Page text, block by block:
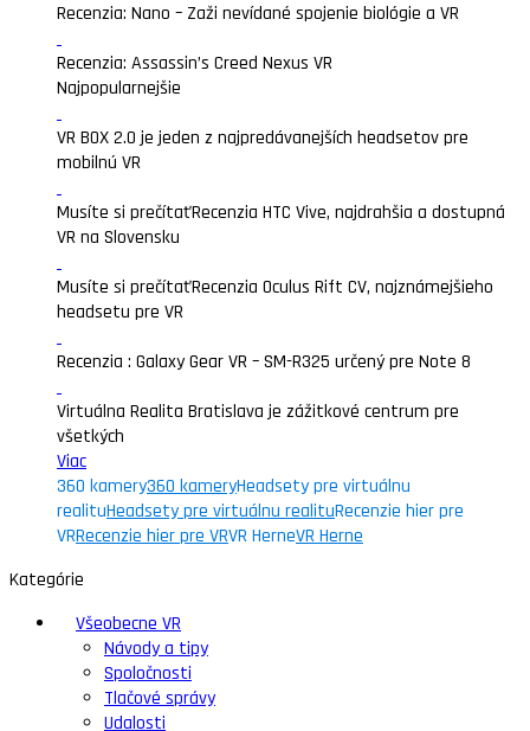
Recenzia: Nano – Zaži nevídané spojenie biológie a VR
Recenzia: Assassin’s Creed Nexus VR
Najpopularnejšie
VR BOX 2.0 je jeden z najpredávanejších headsetov pre
mobilnú VR
Musíte si prečítaťRecenzia HTC Vive, najdrahšia a dostupná
VR na Slovensku
Musíte si prečítaťRecenzia Oculus Rift CV, najznámejšieho
headsetu pre VR
Recenzia : Galaxy Gear VR – SM-R325 určený pre Note 8
Virtuálna Realita Bratislava je zážitkové centrum pre
všetkých
Viac
360 kamery360 kameryHeadsety pre virtuálnu
realituHeadsety pre virtuálnu realituRecenzie hier pre
VRRecenzie hier pre VRVR HerneVR Herne
Kategórie
Všeobecne VR
Návody a tipy
Spoločnosti
Tlačové správy
Udalosti